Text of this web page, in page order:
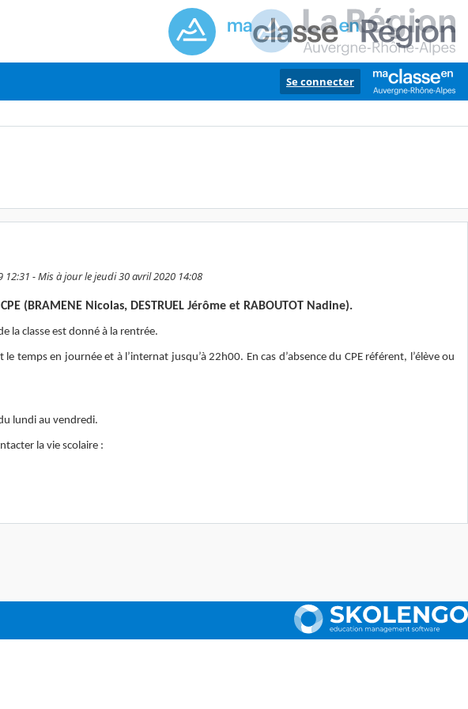
Se connecter
- Mis à jour le jeudi 30 avril 2020 14:08
(BRAMENE Nicolas, DESTRUEL Jérôme et RABOUTOT Nadine).
la classe est donné à la rentrée.
temps en journée et à l’internat jusqu’à 22h00. En cas d’absence du CPE référent, l’élève ou
lundi au vendredi.
la vie scolaire :